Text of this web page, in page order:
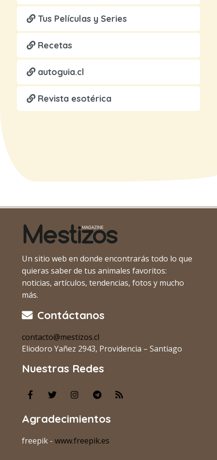
Tus Películas y Series
Recetas
autoguia.cl
Revista esotérica
Un sitio web en donde encontrarás todo lo que
quieras saber de tus animales favoritos:
noticias, artículos, tendencias, fotos y mucho
más.
Contáctanos
contacto@mestizos.cl
Eliodoro Yañez 2943, Providencia – Santiago
Nuestras Redes
Agradecimientos
freepik - www.freepik.es